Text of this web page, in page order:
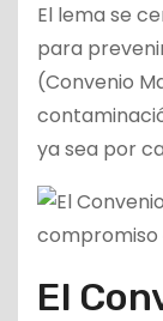
El lema se
para
(Convenio
ya sea por
El